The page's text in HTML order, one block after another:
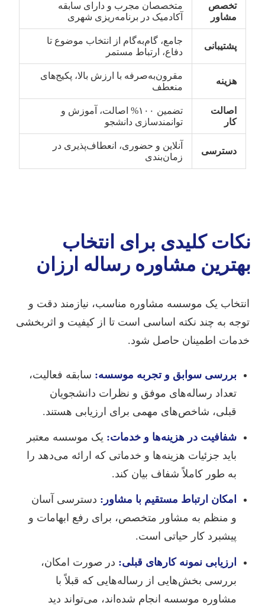
تخصص
مشاور
متخصصان مجرب و دارای سابقه
آکادمیک در برنامه‌ریزی شهری
پشتیبانی
جامع، گام‌به‌گام از انتخاب موضوع تا
دفاع، ارتباط مستمر
هزینه
مقرون‌به‌صرفه با ارزش بالا، پکیج‌های
منعطف
اصالت
کار
تضمین ۱۰۰% اصالت، آموزش و
توانمندسازی دانشجو
دسترسی
آنلاین و حضوری، انعطاف‌پذیری در
زمان‌بندی
نکات کلیدی برای انتخاب
بهترین مشاوره رساله ارزان
انتخاب یک موسسه مشاوره مناسب، نیازمند دقت و
توجه به چند نکته اساسی است تا از کیفیت و اثربخشی
خدمات اطمینان حاصل شود.
بررسی سوابق و تجربه موسسه: سابقه فعالیت،
تعداد رساله‌های موفق و نظرات دانشجویان
قبلی، شاخص‌های مهمی برای ارزیابی هستند.
شفافیت در هزینه‌ها و خدمات: یک موسسه معتبر
باید جزئیات هزینه‌ها و خدماتی که ارائه می‌دهد را
به طور کاملاً شفاف بیان کند.
امکان ارتباط مستقیم با مشاور: دسترسی آسان
و منظم به مشاور متخصص، برای رفع ابهامات و
پیشبرد کار حیاتی است.
ارزیابی نمونه کارهای قبلی: در صورت امکان،
بررسی بخش‌هایی از رساله‌هایی که قبلاً با
مشاوره موسسه انجام شده‌اند، می‌تواند دید